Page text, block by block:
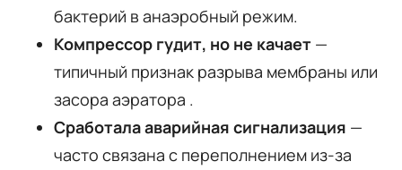
бактерий в анаэробный режим.
Компрессор гудит, но не качает —
типичный признак разрыва мембраны или
засора аэратора .
Сработала аварийная сигнализация —
часто связана с переполнением из-за